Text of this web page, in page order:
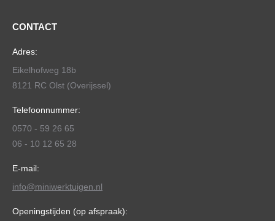
CONTACT
Adres:
Eikelhofweg 18b
8121 RC Olst (Overijssel)
Telefoonnummer:
0570 - 59 26 65
06 - 10 12 65 28
E-mail:
info@miniwerktuigen.nl
Openingstijden (op afspraak):